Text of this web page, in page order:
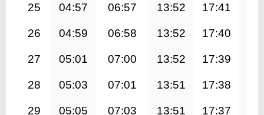
25 04:57 06:57 13:52 17:41
26 04:59 06:58 13:52 17:40
27 05:01 07:00 13:52 17:39
28 05:03 07:01 13:51 17:38
29 05:05 07:03 13:51 17:37